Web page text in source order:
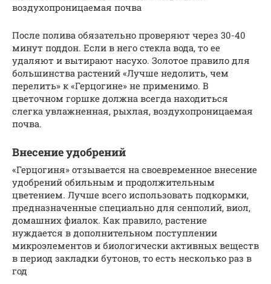
воздухопроницаемая почва
После полива обязательно проверяют через 30-40
минут поддон. Если в него стекла вода, то ее
удаляют и вытирают насухо. Золотое правило для
большинства растений «Лучше недолить, чем
перелить» к «Герцогине» не применимо. В
цветочном горшке должна всегда находиться
слегка увлажненная, рыхлая, воздухопроницаемая
почва.
Внесение удобрений
«Герцогиня» отзывается на своевременное внесение
удобрений обильным и продолжительным
цветением. Лучше всего использовать подкормки,
предназначенные специально для сенполий, виол,
домашних фиалок. Как правило, растение
нуждается в дополнительном поступлении
микроэлементов и биологически активных веществ
в период закладки бутонов, то есть несколько раз в
год